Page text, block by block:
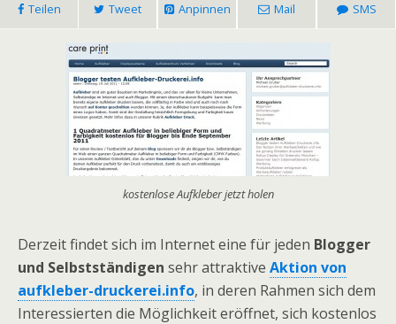
Teilen Tweet Anpinnen Mail SMS
kostenlose Aufkleber jetzt holen
Derzeit findet sich im Internet eine für jeden Blogger
und Selbstständigen sehr attraktive Aktion von
aufkleber-druckerei.info, in deren Rahmen sich dem
Interessierten die Möglichkeit eröffnet, sich kostenlos